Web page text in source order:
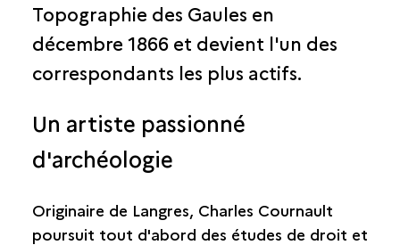
Topographie des Gaules en
décembre 1866 et devient l'un des
correspondants les plus actifs.
Un artiste passionné
d'archéologie
Originaire de Langres, Charles Cournault
poursuit tout d'abord des études de droit et